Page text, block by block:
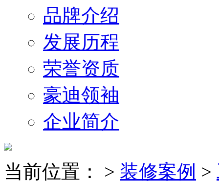
品牌介绍
发展历程
荣誉资质
豪迪领袖
企业简介
当前位置： > 装修案例 >